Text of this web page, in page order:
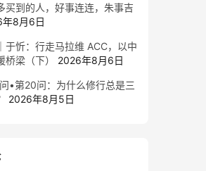
买到的人，好事连连，朱事吉
8月6日
于忻：行走马拉维 ACC，以中
梁（下）
2026年8月6日
•第20问：为什么修行总是三
2026年8月5日